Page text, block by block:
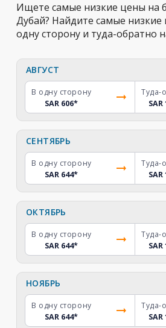
Ищете самые низкие цены на
Дубай? Найдите самые
одну сторону и туда-обратно
АВГУСТ
В одну сторону
SAR 606*
Туда-
SAR
СЕНТЯБРЬ
В одну сторону
SAR 644*
Туда-
SAR
ОКТЯБРЬ
В одну сторону
SAR 644*
Туда-
SAR
НОЯБРЬ
В одну сторону
SAR 644*
Туда-
SAR